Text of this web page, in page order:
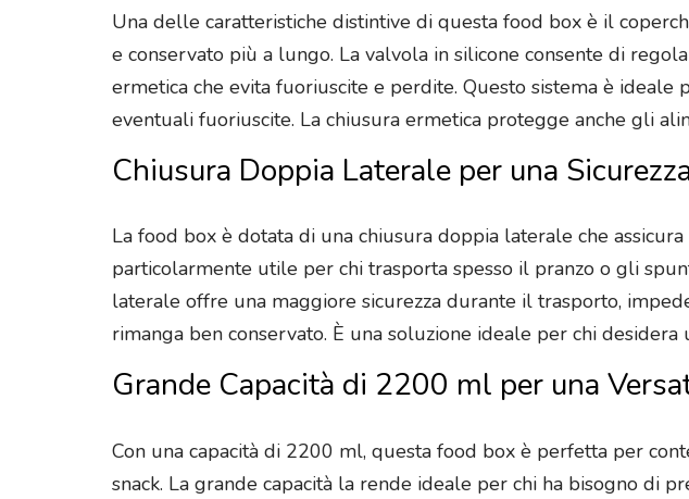
Una delle caratteristiche distintive di questa food box è il
e conservato più a lungo. La valvola in silicone consente di
ermetica che evita fuoriuscite e perdite. Questo sistema è
eventuali fuoriuscite. La chiusura ermetica protegge anche gli
Chiusura Doppia Laterale per una
La food box è dotata di una chiusura doppia laterale che
particolarmente utile per chi trasporta spesso il pranzo o gli
laterale offre una maggiore sicurezza durante il trasporto,
rimanga ben conservato. È una soluzione ideale per chi
Grande Capacità di 2200 ml per una
Con una capacità di 2200 ml, questa food box è perfetta per
snack. La grande capacità la rende ideale per chi ha bisogno di